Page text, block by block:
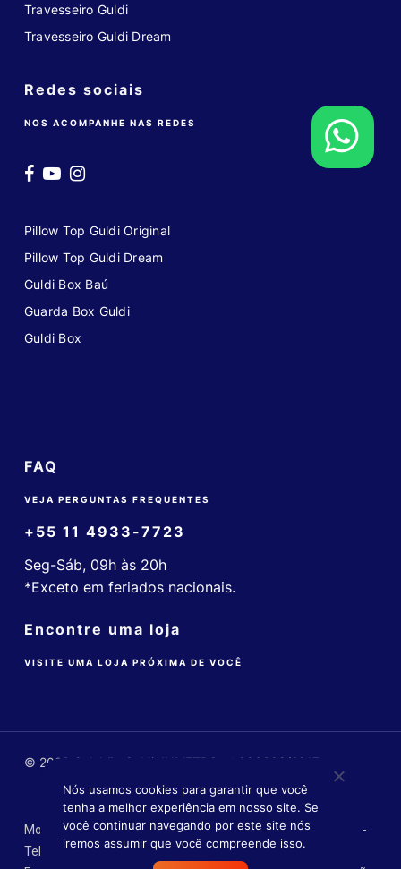
Travesseiro Guldi
Travesseiro Guldi Dream
Redes sociais
NOS ACOMPANHE NAS REDES
Pillow Top Guldi Original
Pillow Top Guldi Dream
Guldi Box Baú
Guarda Box Guldi
Guldi Box
FAQ
VEJA PERGUNTAS FREQUENTES
+55 11 4933-7723
Seg-Sáb, 09h às 20h
*Exceto em feriados nacionais.
Encontre uma loja
VISITE UMA LOJA PRÓXIMA DE VOCÊ
© 2026 Colchão Guldi. INMETRO nº 006608/2017
Mobly Comércio Varejista Ltda. - CNPJ: 14.055.516/0004-90 -
Tel.: (11) 4933-0341
Nós usamos cookies para garantir que você
tenha a melhor experiência em nosso site. Se
você continuar navegando por este site nós
iremos assumir que você compreende isso.